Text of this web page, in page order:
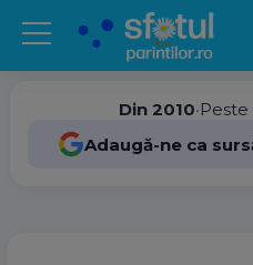
Din 2010•
Adaugă-ne ca